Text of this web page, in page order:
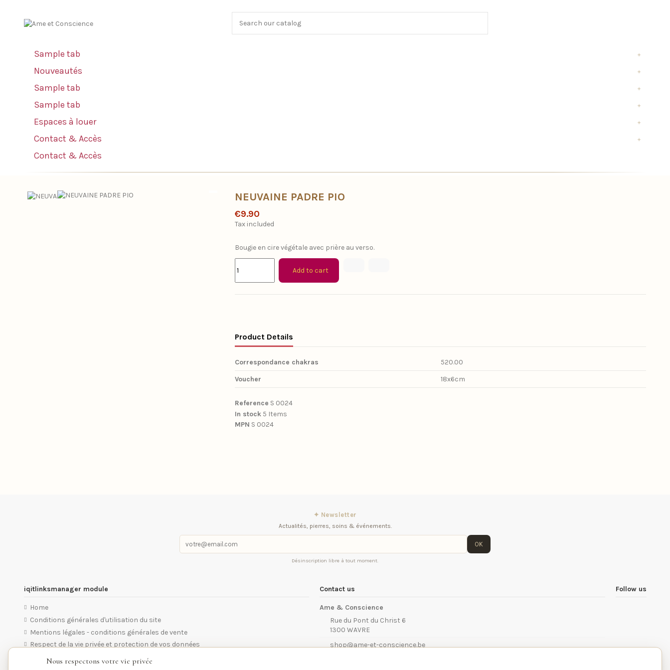
Sample tab
Nouveautés
Sample tab
Sample tab
Espaces à louer
Contact & Accès
Contact & Accès
NEUVAINE PADRE PIO
€9.90
Tax included
Bougie en cire végétale avec prière au verso.
Add to cart
Product Details
Correspondance chakras
520.00
Voucher
18x6cm
Reference S 0024
In stock 5 Items
MPN S 0024
✦ Newsletter
Actualités, pierres, soins & événements.
OK
Désinscription libre à tout moment.
iqitlinksmanager module
Home
Conditions générales d'utilisation du site
Mentions légales - conditions générales de vente
Respect de la vie privée et protection de vos données
Contact us
Ame & Conscience
Rue du Pont du Christ 6
1300 WAVRE
shop@ame-et-conscience.be
Follow us
Nous respectons votre vie privée